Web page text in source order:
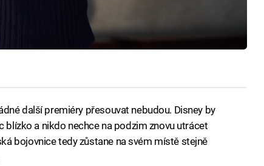
další premiéry přesouvat nebudou. Disney by
blízko a nikdo nechce na podzim znovu utrácet
bojovnice tedy zůstane na svém místě stejně